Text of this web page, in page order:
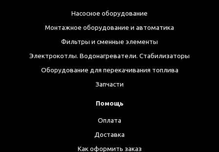
Насосное оборудование
Монтажное оборудование и автоматика
Фильтры и сменные элементы
Электрокотлы. Водонагреватели. Стабилизаторы
Оборудование для перекачивания топлива
Запчасти
Помощь
Оплата
Доставка
Как оформить заказ